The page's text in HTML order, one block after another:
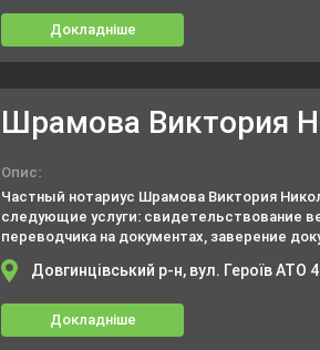
Докладніше
Шрамова Виктория
Опис:
Частный нотариус Шрамова Виктория
следующие услуги: свидетельствование
переводчика на документах, заверение
надписей, свидетельствование верности
пр.
Довгинцівський р-н, вул. Героїв АТО
Докладніше